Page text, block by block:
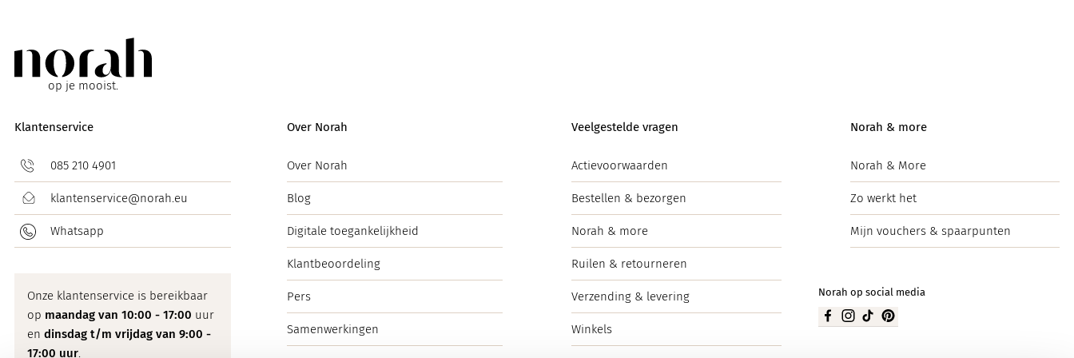
op je mooist.
Klantenservice
085 210 4901
klantenservice@norah.eu
Whatsapp
Onze klantenservice is bereikbaar
op maandag van 10:00 - 17:00 uur
en dinsdag t/m vrijdag van 9:00 -
17:00 uur.
Over Norah
Over Norah
Blog
Digitale toegankelijkheid
Klantbeoordeling
Pers
Samenwerkingen
Veelgestelde vragen
Actievoorwaarden
Bestellen & bezorgen
Norah & more
Ruilen & retourneren
Verzending & levering
Winkels
Norah & more
Norah & More
Zo werkt het
Mijn vouchers & spaarpunten
Norah op social media